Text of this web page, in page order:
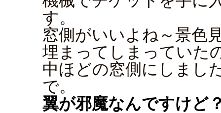
す。
窓側がいいよね～景色
埋まってしまっていた
中ほどの窓側にしまし
で。
翼が邪魔なんですけど